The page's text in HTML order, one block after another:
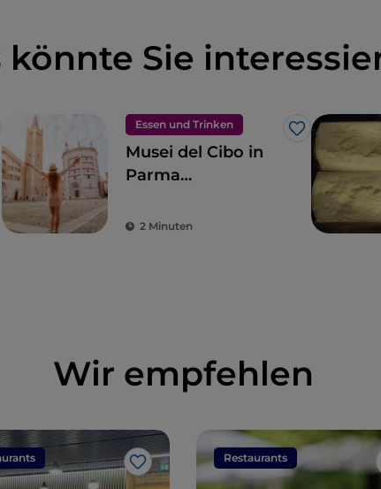
könnte Sie
Essen und Trinken
Like
Musei del Cibo in
Parma
Museen)
2 Minuten
Wir empfehlen
Like
Restaurants